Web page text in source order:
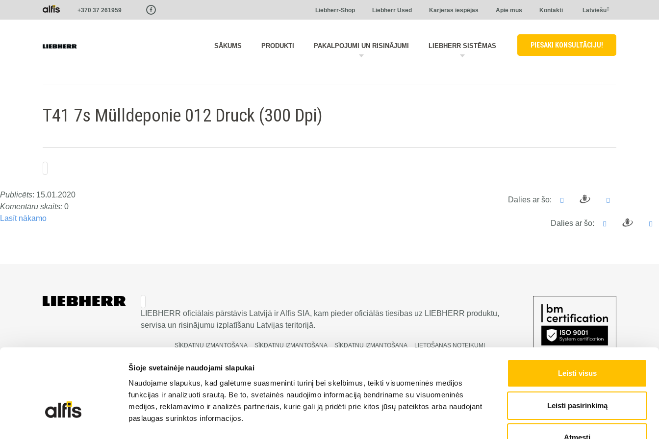
Šioje svetainėje naudojami slapukai
Naudojame slapukus, kad galėtume suasmeninti turinį bei skelbimus, teikti visuomeninės medijos
funkcijas ir analizuoti srautą. Be to, svetainės naudojimo informaciją bendriname su visuomeninės
medijos, reklamavimo ir analizės partneriais, kurie gali ją pridėti prie kitos jūsų pateiktos arba naudojant
paslaugas surinktos informacijos.
Leisti visus
Leisti pasirinkimą
Atmesti
Paste this code as high in the of the page as possible:
+370 37 261959 Liebherr-Shop Liebherr Used Karjeras iespējas Apie mus Kontakti Latviešu
SĀKUMS PRODUKTI PAKALPOJUMI UN RISINĀJUMI LIEBHERR SISTĒMAS PIESAKI KONSULTĀCIJU!
T41 7s Mülldeponie 012 Druck (300 Dpi)
Dalies ar šo:
Publicēts: 15.01.2020
Komentāru skaits: 0
Dalies ar šo:
Lasīt nākamo
LIEBHERR oficiālais pārstāvis Latvijā ir Alfis SIA, kam pieder oficiālās tiesības uz LIEBHERR produktu,
servisa un risinājumu izplatīšanu Latvijas teritorijā.
SĪKDATŅU IZMANTOŠANA SĪKDATŅU IZMANTOŠANA SĪKDATŅU IZMANTOŠANA
LIETOŠANAS NOTEIKUMI
© 2026 Liebherr | Alfis SIA | Visas tiesības aizsargātas